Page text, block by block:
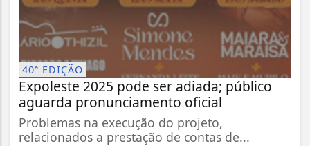
40ª EDIÇÃO
Expoleste 2025 pode ser adiada; público
aguarda pronunciamento oficial
Problemas na execução do projeto,
relacionados a prestação de contas de...